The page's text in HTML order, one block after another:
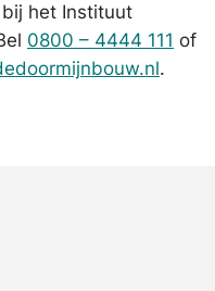
het Instituut
0800 – 4444 111 of
.